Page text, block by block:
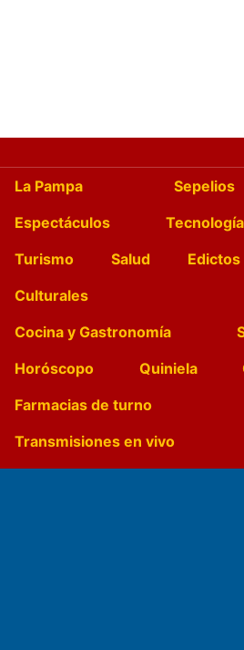
La Pampa Sepelios
Espectáculos
Tecnología
Turismo
Salud Edictos
Culturales
Cocina y Gastronomía
Horóscopo
Quiniela
Farmacias de turno
Transmisiones en vivo